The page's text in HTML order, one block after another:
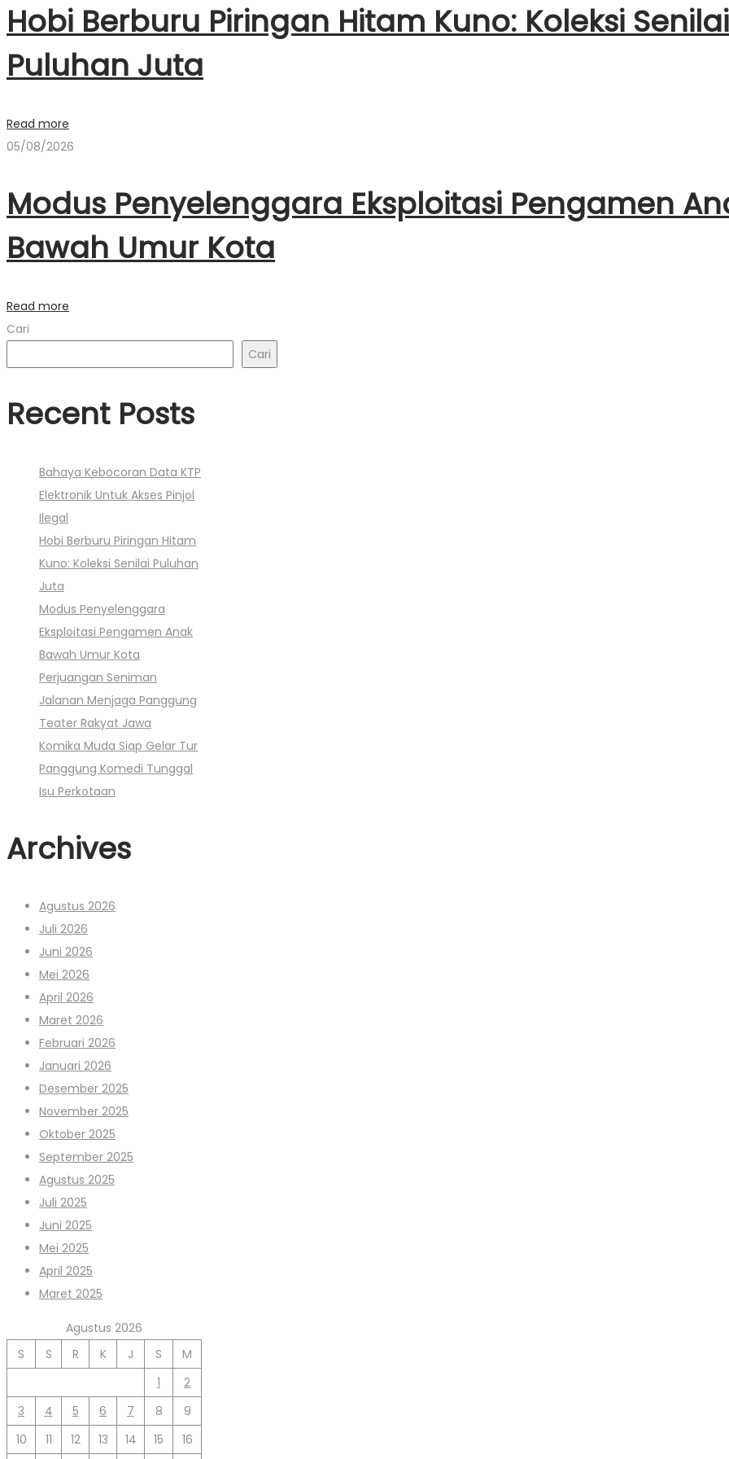
Hobi Berburu Piringan Hitam Kuno: Koleksi Senilai
Puluhan Juta
Read more
05/08/2026
Modus Penyelenggara Eksploitasi Pengamen
Bawah Umur Kota
Read more
Cari
Cari
Recent Posts
Bahaya Kebocoran Data KTP
Elektronik Untuk Akses Pinjol
Ilegal
Hobi Berburu Piringan Hitam
Kuno: Koleksi Senilai Puluhan
Juta
Modus Penyelenggara
Eksploitasi Pengamen Anak
Bawah Umur Kota
Perjuangan Seniman
Jalanan Menjaga Panggung
Teater Rakyat Jawa
Komika Muda Siap Gelar Tur
Panggung Komedi Tunggal
Isu Perkotaan
Archives
Agustus 2026
Juli 2026
Juni 2026
Mei 2026
April 2026
Maret 2026
Februari 2026
Januari 2026
Desember 2025
November 2025
Oktober 2025
September 2025
Agustus 2025
Juli 2025
Juni 2025
Mei 2025
April 2025
Maret 2025
Agustus 2026
S
S R K J S
M
1
2
3
4 5 6 7 8
9
10
11 12 13 14 15 16